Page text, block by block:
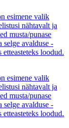
esimene valik
nähtavalt ja
musta/punase
selge avalduse -
loodud.
esimene valik
nähtavalt ja
musta/punase
selge avalduse -
loodud.